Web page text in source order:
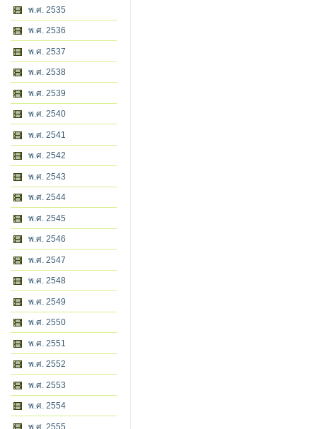
พ.ศ. 2535
พ.ศ. 2536
พ.ศ. 2537
พ.ศ. 2538
พ.ศ. 2539
พ.ศ. 2540
พ.ศ. 2541
พ.ศ. 2542
พ.ศ. 2543
พ.ศ. 2544
พ.ศ. 2545
พ.ศ. 2546
พ.ศ. 2547
พ.ศ. 2548
พ.ศ. 2549
พ.ศ. 2550
พ.ศ. 2551
พ.ศ. 2552
พ.ศ. 2553
พ.ศ. 2554
พ.ศ. 2555